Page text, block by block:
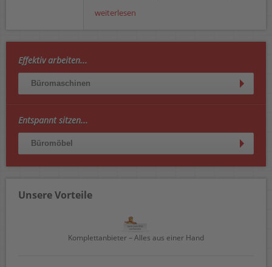
weiterlesen
Effektiv arbeiten...
Büromaschinen
Entspannt sitzen...
Büromöbel
Unsere Vorteile
Komplettanbieter – Alles aus einer Hand